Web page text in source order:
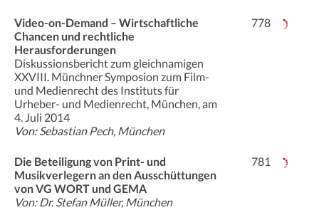
Video-on-Demand – Wirtschaftliche
Chancen und rechtliche
Herausforderungen
Diskussionsbericht zum gleichnamigen
XXVIII. Münchner Symposion zum Film-
und Medienrecht des Instituts für
Urheber- und Medienrecht, München, am
4. Juli 2014
Von: Sebastian Pech, München
778
Die Beteiligung von Print- und
Musikverlegern an den Ausschüttungen
von VG WORT und GEMA
Von: Dr. Stefan Müller, München
781